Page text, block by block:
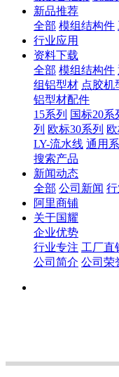
新品推荐
全部 模组结构件
行业应用
资料下载
全部 模组结构件
组铝型材 点胶机
铝型材配件
15系列 国标20系
列 欧标30系列
LY-流水线 通用
搜索产品
新闻动态
全部 公司新闻
阿里商铺
关于国耀
企业优势
行业专注 工厂直
公司简介 公司荣